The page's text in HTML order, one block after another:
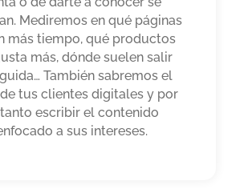
Mediremos en qué páginas
más tiempo, qué productos
más, dónde suelen salir
También sabremos el
tus clientes digitales y por
escribir el contenido
a sus intereses.